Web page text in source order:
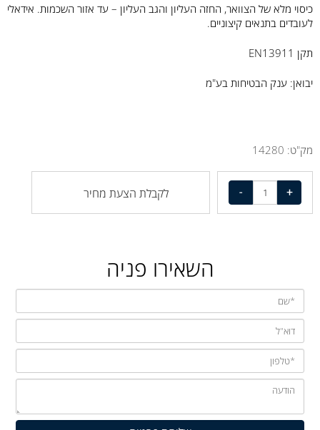
כיסוי מלא של הצוואר, החזה העליון והגב העליון – עד אזור השכמות. אידאלי
לעובדים בתנאים קיצוניים.
תקן EN13911
יבואן: ענק הבטיחות בע"מ
מק"ט: 14280
לקבלת הצעת מחיר
השאירו פניה